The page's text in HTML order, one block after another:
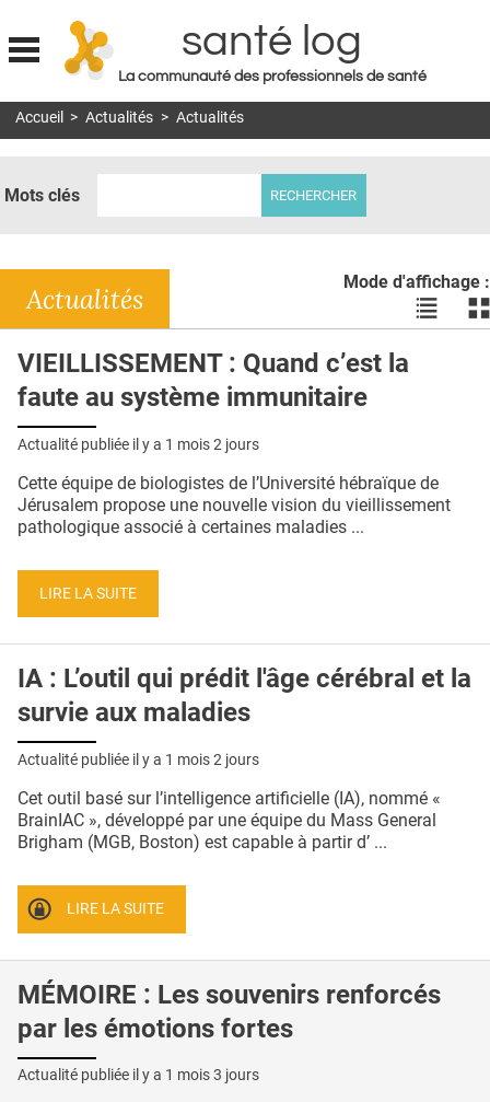
Jump to navigation
santé log
La communauté des professionnels de santé
MON COMPTE
DOSSIERS
RÉSEAUX
E-REVUE SAD
QUI SOMMES-NOUS ?
CONDITIONS GÉNÉRALES
CRÉDITS
Accueil > Actualités > Actualités
Mots clés
Mode d'affichage :
Voir
les
les
Actualités
VIEILLISSEMENT : Quand c’est la
faute au système immunitaire
Actualité publiée il y a 1 mois 2 jours
Cette équipe de biologistes de l’Université hébraïque de
Jérusalem propose une nouvelle vision du vieillissement
pathologique associé à certaines maladies ...
LIRE LA SUITE
IA : L’outil qui prédit l'âge cérébral et la
survie aux maladies
Actualité publiée il y a 1 mois 2 jours
Cet outil basé sur l’intelligence artificielle (IA), nommé «
BrainIAC », développé par une équipe du Mass General
Brigham (MGB, Boston) est capable à partir d’ ...
LIRE LA SUITE
MÉMOIRE : Les souvenirs renforcés
par les émotions fortes
Actualité publiée il y a 1 mois 3 jours